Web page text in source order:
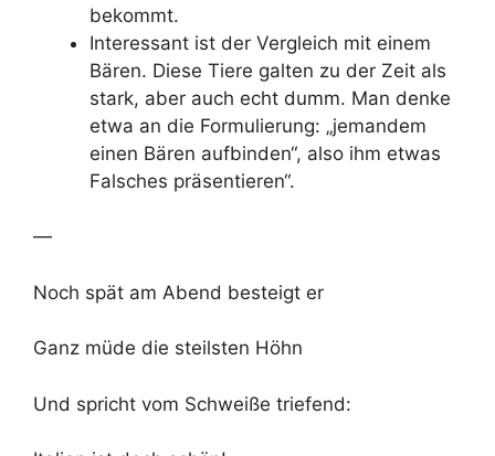
bekommt.
Interessant ist der Vergleich mit einem
Bären. Diese Tiere galten zu der Zeit als
stark, aber auch echt dumm. Man denke
etwa an die Formulierung: „jemandem
einen Bären aufbinden“, also ihm etwas
Falsches präsentieren“.
—
Noch spät am Abend besteigt er
Ganz müde die steilsten Höhn
Und spricht vom Schweiße triefend: